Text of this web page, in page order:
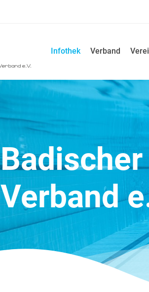
Infothek Verband
Verband